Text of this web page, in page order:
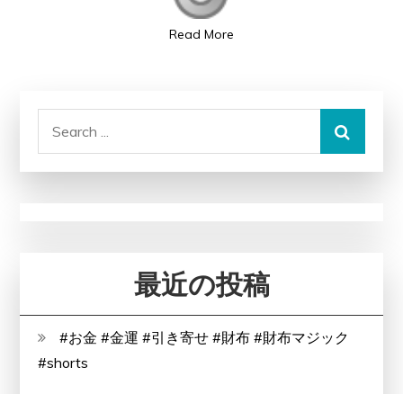
メ
リ
ッ
ト
Read More
最近の投稿
#お金 #金運 #引き寄せ #財布 #財布マジック
#shorts